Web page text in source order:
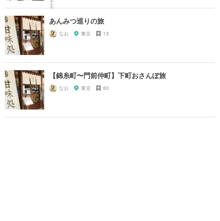
あんみつ巡りの旅
なお 東京 13
【錦糸町〜門前仲町】下町おさんぽ旅
なお 東京 60